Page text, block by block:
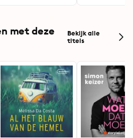
met deze
Bekijk alle
titels